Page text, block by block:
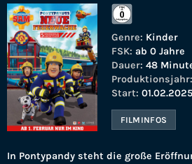
Genre: Kinder
FSK: ab 0 Jahre
Dauer: 48
Produktionsjahr:
Start: 01.02.2025
FILMINFOS
In Pontypandy steht die große